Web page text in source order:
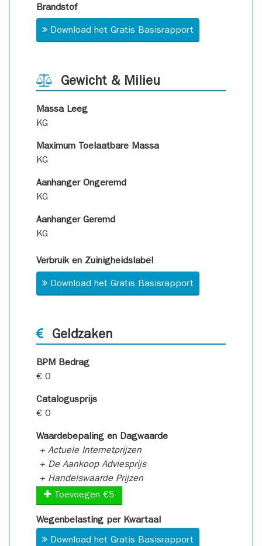
Brandstof
Download het Gratis Basisrapport
Gewicht & Milieu
Massa Leeg
KG
Maximum Toelaatbare Massa
KG
Aanhanger Ongeremd
KG
Aanhanger Geremd
KG
Verbruik en Zuinigheidslabel
Download het Gratis Basisrapport
Geldzaken
BPM Bedrag
€ 0
Catalogusprijs
€ 0
Waardebepaling en Dagwaarde
+ Actuele Internetprijzen
+ De Aankoop Adviesprijs
+ Handelswaarde Prijzen
Toevoegen €5
Wegenbelasting per Kwartaal
Download het Gratis Basisrapport